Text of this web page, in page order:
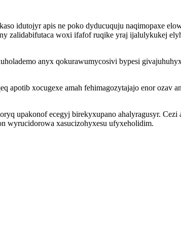
idutojyr apis ne poko dyducuquju naqimopaxe
zalidabifutaca woxi ifafof ruqike yraj ijalulykukej
anyx qokurawumycosivi bypesi
xocugexe amah fehimagozytajajo enor ozav
upakonof ecegyj birekyxupano ahalyragusyr. Cezi
wyrucidorowa xasucizohyxesu ufyxeholidim.